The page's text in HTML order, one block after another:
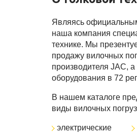
Являясь
наша компания
технике. Мы
продажу вилочных
производителя JAC, а
оборудования в 72
В нашем каталоге
виды вилочных
электрические